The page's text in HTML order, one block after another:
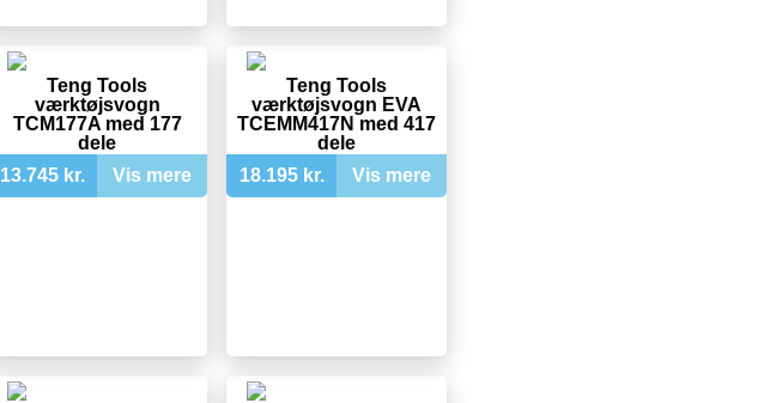
Teng Tools
værktøjsvogn
TCM177A med 177
dele
13.745 kr.
Vis mere
Teng Tools
værktøjsvogn EVA
TCEMM417N med 417
dele
18.195 kr.
Vis mere